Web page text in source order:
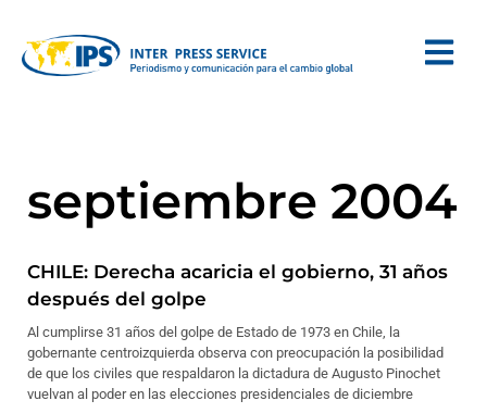
septiembre 2004
CHILE: Derecha acaricia el gobierno, 31 años
después del golpe
Al cumplirse 31 años del golpe de Estado de 1973 en Chile, la
gobernante centroizquierda observa con preocupación la posibilidad
de que los civiles que respaldaron la dictadura de Augusto Pinochet
vuelvan al poder en las elecciones presidenciales de diciembre